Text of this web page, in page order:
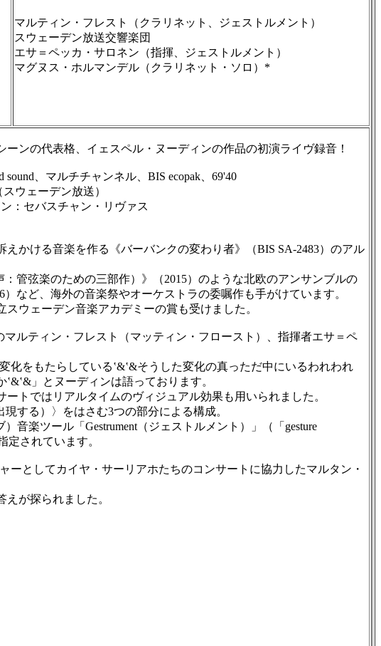
マルティン・フレスト（クラリネット、ジェストルメント）
スウェーデン放送交響楽団
エサ＝ペッカ・サロネン（指揮、ジェストルメント）
マグヌス・ホルマンデル（クラリネット・ソロ）*
ンの代表格、イェスペル・ヌーディンの作品の初演ライヴ録音！
、マルチチャンネル、BIS ecopak、69'40
ウェーデン放送）
：セバスチャン・リヴァス
かける音楽を作る《バーバンクの変わり者》（BIS SA-2483）のアル
管弦楽のための三部作）》（2015）のような北欧のアンサンブルの
など、海外の音楽祭やオーケストラの委嘱作も手がけています。
ウェーデン音楽アカデミーの賞も受けました。
ルティン・フレスト（マッティン・フロースト）、指揮者エサ＝ペ
をもたらしている‛&‛&そうした変化の真っただ中にいるわれわれ
」とヌーディンは語っております。
トではリアルタイムのヴィジュアル効果も用いられました。
する）〉をはさむ3つの部分による構成。
楽ツール「Gestrument（ジェストルメント）」（「gesture
定されています。
としてカイヤ・サーリアホたちのコンサートに協力したマルタン・
が探られました。